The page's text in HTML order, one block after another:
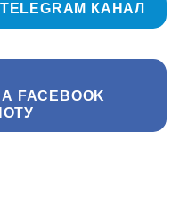
КАНАЛ
FACEBOOK